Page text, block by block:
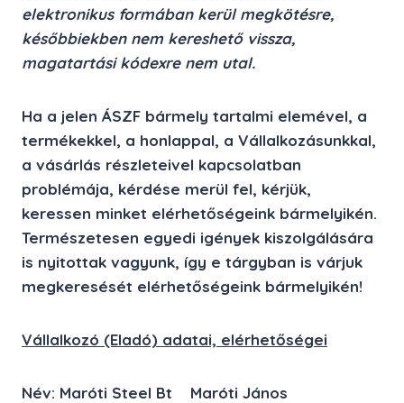
elektronikus formában kerül megkötésre,
későbbiekben nem kereshető vissza,
magatartási kódexre nem utal.
Ha a jelen ÁSZF bármely tartalmi elemével, a
termékekkel, a honlappal, a Vállalkozásunkkal,
a vásárlás részleteivel kapcsolatban
problémája, kérdése merül fel, kérjük,
keressen minket elérhetőségeink bármelyikén.
Természetesen egyedi igények kiszolgálására
is nyitottak vagyunk, így e tárgyban is várjuk
megkeresését elérhetőségeink bármelyikén!
Vállalkozó (Eladó) adatai, elérhetőségei
Név: Maróti Steel Bt Maróti János